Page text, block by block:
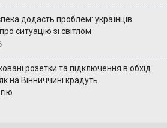
додасть проблем: українців
ситуацію зі світлом
розетки та підключення в обхід
на Вінниччині крадуть